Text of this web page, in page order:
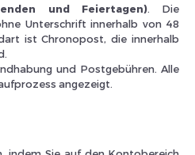
und Feiertagen) . Die
Unterschrift innerhalb von 48
ist Chronopost, die innerhalb
und Postgebühren. Alle
angezeigt.